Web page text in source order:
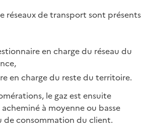
réseaux de transport sont présents
en charge du réseau du
en charge du reste du territoire.
le gaz est ensuite
à moyenne ou basse
de consommation du client.